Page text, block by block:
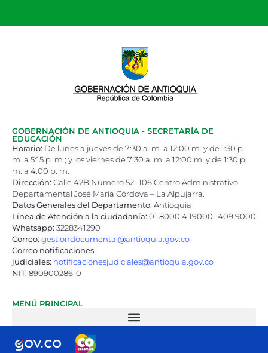
GOBERNACIÓN DE ANTIOQUIA - SECRETARÍA DE
EDUCACIÓN
Horario: De lunes a jueves de 7:30 a. m. a 12:00 m. y de 1:30 p.
m. a 5:15 p. m.; y los viernes de 7:30 a. m. a 12:00 m. y de 1:30 p.
m. a 4:00 p. m.
Dirección: Calle 42B Número 52- 106 Centro Administrativo
Departamental José María Córdova – La Alpujarra.
Datos Generales del Departamento: Antioquia
Línea de Atención a la ciudadanía: 01 8000 4 19000- 409 9000
Whatsapp: 3228341290
Correo: gestiondocumental@antioquia.gov.co
Correo notificaciones
judiciales: notificacionesjudiciales@antioquia.gov.co
NIT: 890900286-0
MENÚ PRINCIPAL